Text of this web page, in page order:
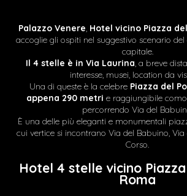
Palazzo Venere, Hotel vicino Piazza
accoglie gli ospiti nel suggestivo scenario
capitale.
Il 4 stelle è in Via Laurina, a breve
interesse, musei, location da
Una di queste è la celebre Piazza del
appena 290 metri e raggiungibile
percorrendo Via del
È una delle più eleganti e monumentali
cui vertice si incontrano Via del Babuino,
Corso.
Hotel 4 stelle vicino
Roma